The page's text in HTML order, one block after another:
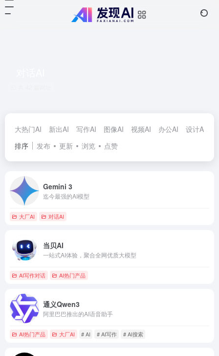
大热门AI 新出AI 写作AI 图像AI 视频AI 办公AI 设计AI
排序
发布 更新 浏览 点赞
Gemini 3
迄今最强的AI模型
大厂AI 对话AI
当贝AI
一站式AI体验，聚合全网优质大模型
AI写作对话 AI热门产品
通义Qwen3
阿里巴巴推出的AI语音助手
AI热门产品 大厂AI # AI # AI写作 # AI搜索